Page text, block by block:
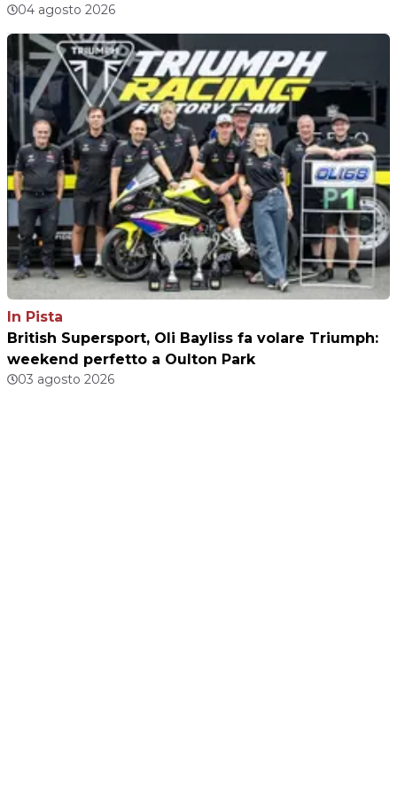
04 agosto 2026
In Pista
British Supersport, Oli Bayliss fa volare Triumph:
weekend perfetto a Oulton Park
03 agosto 2026